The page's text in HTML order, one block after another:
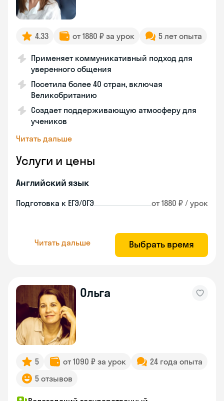
4.33 от 1880 ₽ за урок 5 лет опыта
Применяет коммуникативный подход для
уверенного общения
Посетила более 40 стран, включая
Великобританию
Создает поддерживающую атмосферу для
учеников
Читать дальше
Услуги и цены
Английский язык
Подготовка к ЕГЭ/ОГЭ от 1880 ₽ / урок
Читать дальше Выбрать время
Ольга
5 от 1090 ₽ за урок
24 года опыта
5 отзывов